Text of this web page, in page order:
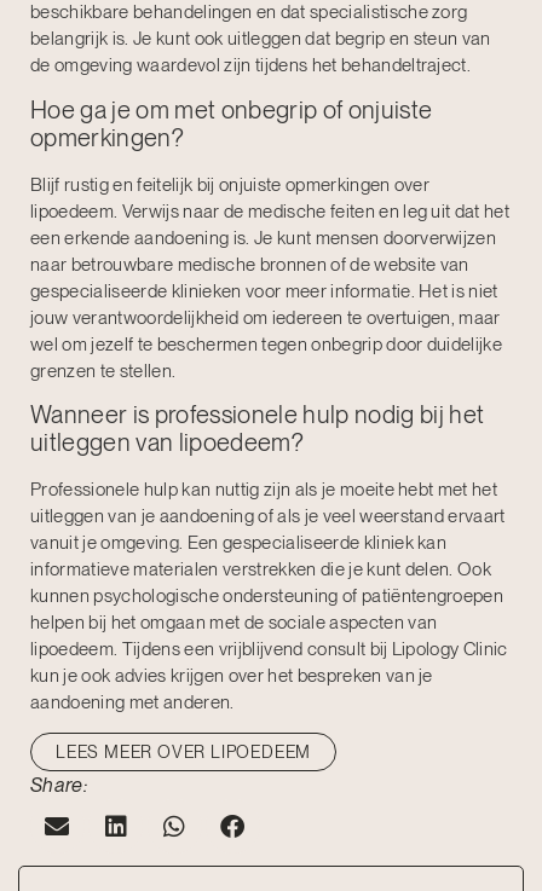
beschikbare behandelingen en dat specialistische zorg
belangrijk is. Je kunt ook uitleggen dat begrip en steun van
de omgeving waardevol zijn tijdens het behandeltraject.
Hoe ga je om met onbegrip of onjuiste
opmerkingen?
Blijf rustig en feitelijk bij onjuiste opmerkingen over
lipoedeem. Verwijs naar de medische feiten en leg uit dat het
een erkende aandoening is. Je kunt mensen doorverwijzen
naar betrouwbare medische bronnen of de website van
gespecialiseerde klinieken voor meer informatie. Het is niet
jouw verantwoordelijkheid om iedereen te overtuigen, maar
wel om jezelf te beschermen tegen onbegrip door duidelijke
grenzen te stellen.
Wanneer is professionele hulp nodig bij het
uitleggen van lipoedeem?
Professionele hulp kan nuttig zijn als je moeite hebt met het
uitleggen van je aandoening of als je veel weerstand ervaart
vanuit je omgeving. Een gespecialiseerde kliniek kan
informatieve materialen verstrekken die je kunt delen. Ook
kunnen psychologische ondersteuning of patiëntengroepen
helpen bij het omgaan met de sociale aspecten van
lipoedeem. Tijdens een vrijblijvend consult bij Lipology Clinic
kun je ook advies krijgen over het bespreken van je
aandoening met anderen.
LEES MEER OVER LIPOEDEEM
Share: